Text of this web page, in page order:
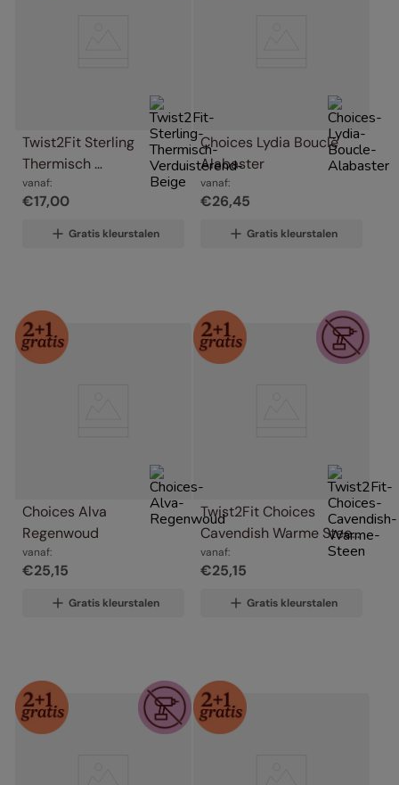
Twist2Fit Sterling
Thermisch
Verduisterend Beige
vanaf:
€17,00
Gratis kleurstalen
Choices Lydia Bouclé
Alabaster
vanaf:
€26,45
Gratis kleurstalen
Choices Alva
Regenwoud
vanaf:
€25,15
Gratis kleurstalen
Twist2Fit Choices
Cavendish Warme Steen
vanaf:
€25,15
Gratis kleurstalen